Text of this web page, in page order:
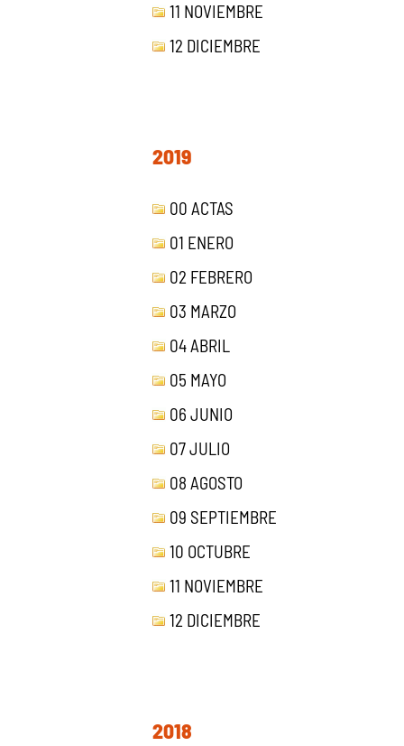
11 NOVIEMBRE
12 DICIEMBRE
2019
00 ACTAS
01 ENERO
02 FEBRERO
03 MARZO
04 ABRIL
05 MAYO
06 JUNIO
07 JULIO
08 AGOSTO
09 SEPTIEMBRE
10 OCTUBRE
11 NOVIEMBRE
12 DICIEMBRE
2018